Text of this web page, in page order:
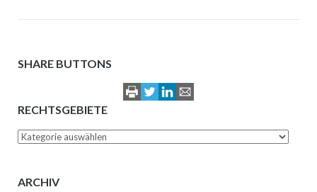
SHARE BUTTONS
RECHTSGEBIETE
Rechtsgebiete
ARCHIV